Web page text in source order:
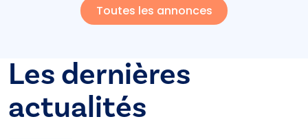
Toutes les annonces
Les dernières
actualités